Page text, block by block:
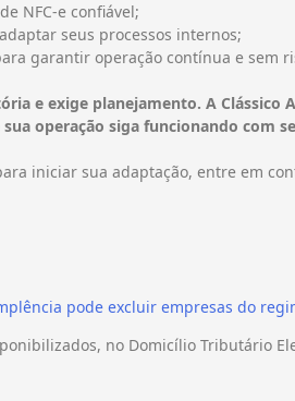
NFC-e confiável;
seus processos internos;
garantir operação contínua e sem
e exige planejamento. A
operação siga funcionando com
iniciar sua adaptação, entre em
pode excluir empresas do
no Domicílio Tributário